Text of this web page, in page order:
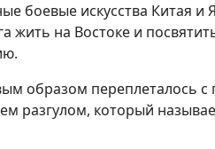
боевые искусства Китая
жить на Востоке и
образом переплеталось с
разгулом, который